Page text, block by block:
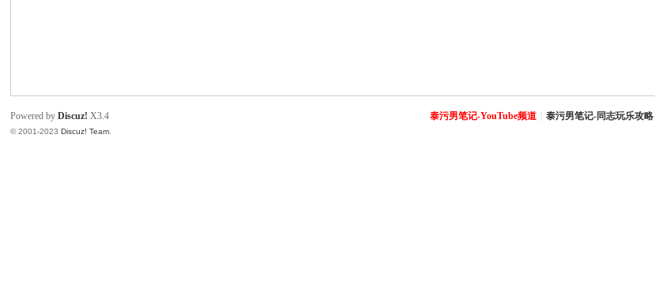
泰污男笔记-YouTube频道 泰污男笔记-同志玩乐攻略
Powered byDiscuz! X3.4
© 2001-2023Discuz! Team